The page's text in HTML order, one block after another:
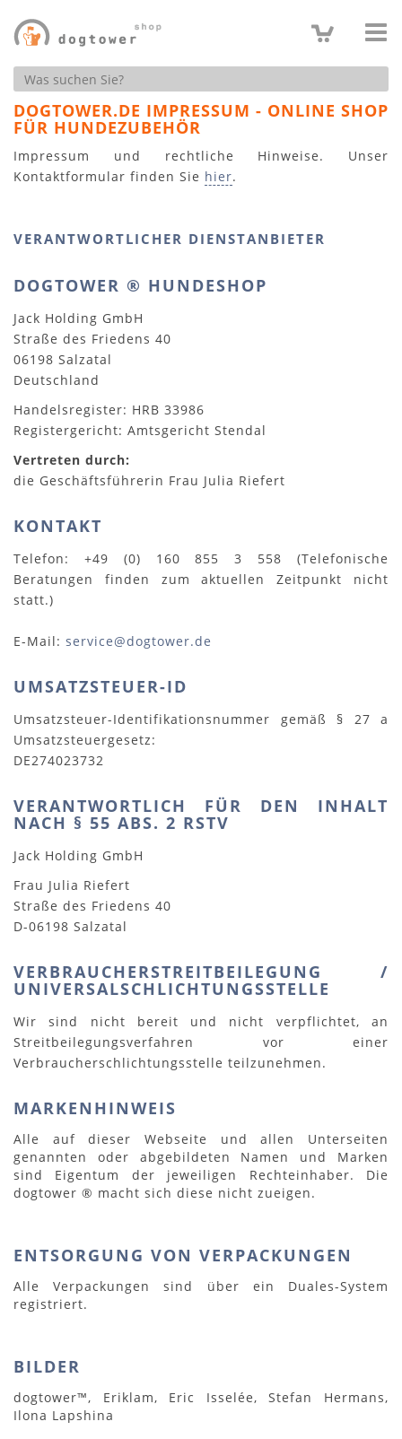
Produktsuche
DOGTOWER.DE IMPRESSUM - ONLINE SHOP
FÜR HUNDEZUBEHÖR
Impressum und rechtliche Hinweise. Unser
Kontaktformular finden Sie hier.
VERANTWORTLICHER DIENSTANBIETER
DOGTOWER ® HUNDESHOP
Jack Holding GmbH
Straße des Friedens 40
06198 Salzatal
Deutschland
Handelsregister: HRB 33986
Registergericht: Amtsgericht Stendal
Vertreten durch:
die Geschäftsführerin Frau Julia Riefert
KONTAKT
Telefon: +49 (0) 160 855 3 558 (Telefonische
Beratungen finden zum aktuellen Zeitpunkt nicht
statt.)
E-Mail: service@dogtower.de
UMSATZSTEUER-ID
Umsatzsteuer-Identifikationsnummer gemäß § 27 a
Umsatzsteuergesetz:
DE274023732
VERANTWORTLICH FÜR DEN INHALT
NACH § 55 ABS. 2 RSTV
Jack Holding GmbH
Frau Julia Riefert
Straße des Friedens 40
D-06198 Salzatal
VERBRAUCHERSTREITBEILEGUNG /
UNIVERSALSCHLICHTUNGSSTELLE
Wir sind nicht bereit und nicht verpflichtet, an
Streitbeilegungsverfahren vor einer
Verbraucherschlichtungsstelle teilzunehmen.
MARKENHINWEIS
Alle auf dieser Webseite und allen Unterseiten
genannten oder abgebildeten Namen und Marken
sind Eigentum der jeweiligen Rechteinhaber. Die
dogtower ® macht sich diese nicht zueigen.
ENTSORGUNG VON VERPACKUNGEN
Alle Verpackungen sind über ein Duales-System
registriert.
BILDER
dogtower™, Eriklam, Eric Isselée, Stefan Hermans,
Ilona Lapshina